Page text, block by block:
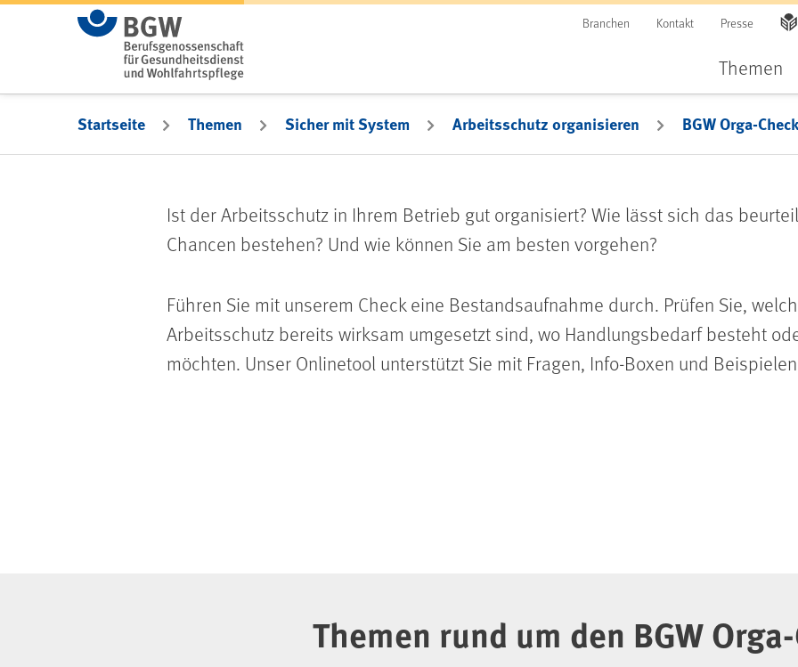
Zum Hauptinhalt springen Branchen Kontakt Presse
Themen
Startseite Themen Sicher mit System Arbeitsschutz organisieren BGW Orga-Check
Ist der Arbeitsschutz in Ihrem Betrieb gut organisiert? Wie lässt sich das
Chancen bestehen? Und wie können Sie am besten vorgehen?
Führen Sie mit unserem Check eine Bestandsaufnahme durch. Prüfen Sie,
Arbeitsschutz bereits wirksam umgesetzt sind, wo Handlungsbedarf besteht
möchten. Unser Onlinetool unterstützt Sie mit Fragen, Info-Boxen und
Themen rund um den BGW